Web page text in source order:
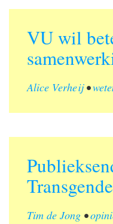
VU wil
Alice Verheij•
Tim de Jong •